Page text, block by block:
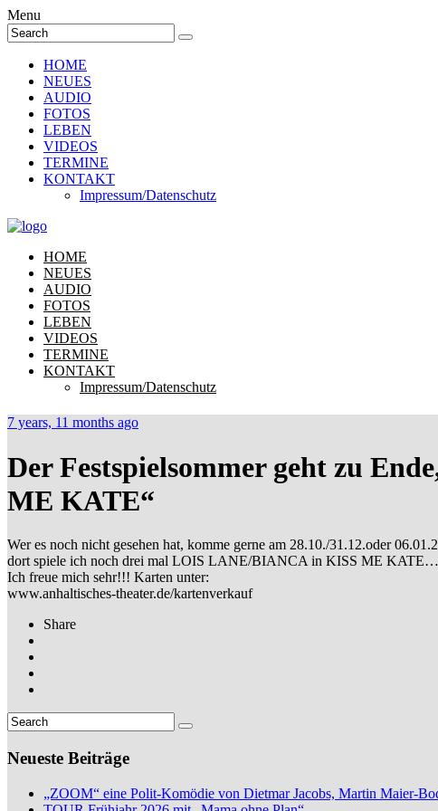
Menu
HOME
NEUES
AUDIO
FOTOS
LEBEN
VIDEOS
TERMINE
KONTAKT
Impressum/Datenschutz
HOME
NEUES
AUDIO
FOTOS
LEBEN
VIDEOS
TERMINE
KONTAKT
Impressum/Datenschutz
7 years, 11 months ago
Der Festspielsommer geht zu
ME KATE“
Wer es noch nicht gesehen hat, komme gerne am 28.10./31.12.oder
dort spiele ich noch drei mal LOIS LANE/BIANCA in KISS ME KATE…
Ich freue mich sehr!!! Karten unter:
www.anhaltisches-theater.de/kartenverkauf
Share
Neueste Beiträge
„ZOOM“ eine Polit-Komödie von Dietmar Jacobs, Martin Maier-